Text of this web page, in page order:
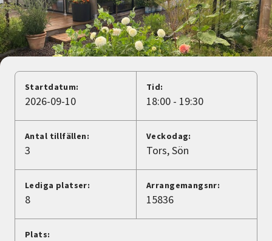
Starta studiecirkel
Cirkelledare
Nyheter
Avdelningar
Lyssna
Startdatum:
2026-09-10
Tid:
18:00 - 19:30
Antal tillfällen:
3
Veckodag:
Tors Sön
Lediga platser:
8
Arrangemangsnr:
15836
Plats: